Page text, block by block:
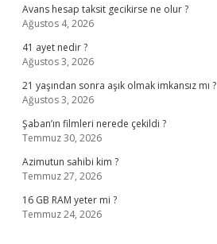
Avans hesap taksit gecikirse ne olur ?
Ağustos 4, 2026
41 ayet nedir ?
Ağustos 3, 2026
21 yaşından sonra aşık olmak imkansız mı ?
Ağustos 3, 2026
Şaban’ın filmleri nerede çekildi ?
Temmuz 30, 2026
Azimutun sahibi kim ?
Temmuz 27, 2026
16 GB RAM yeter mi ?
Temmuz 24, 2026